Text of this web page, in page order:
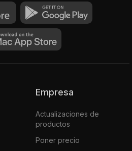
Empresa
Actualizaciones de
productos
Poner precio